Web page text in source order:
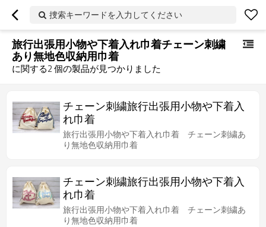
捜索キーワードを入力してください
旅行出張用小物や下着入れ巾着チェーン刺繍
あり無地色収納用巾着
に関する2個の製品が見つかりました
チェーン刺繍旅行出張用小物や下着入
れ巾着
旅行出張用小物や下着入れ巾着 チェーン刺繍あ
り無地色収納用巾着
チェーン刺繍旅行出張用小物や下着入
れ巾着
旅行出張用小物や下着入れ巾着 チェーン刺繍あ
り無地色収納用巾着